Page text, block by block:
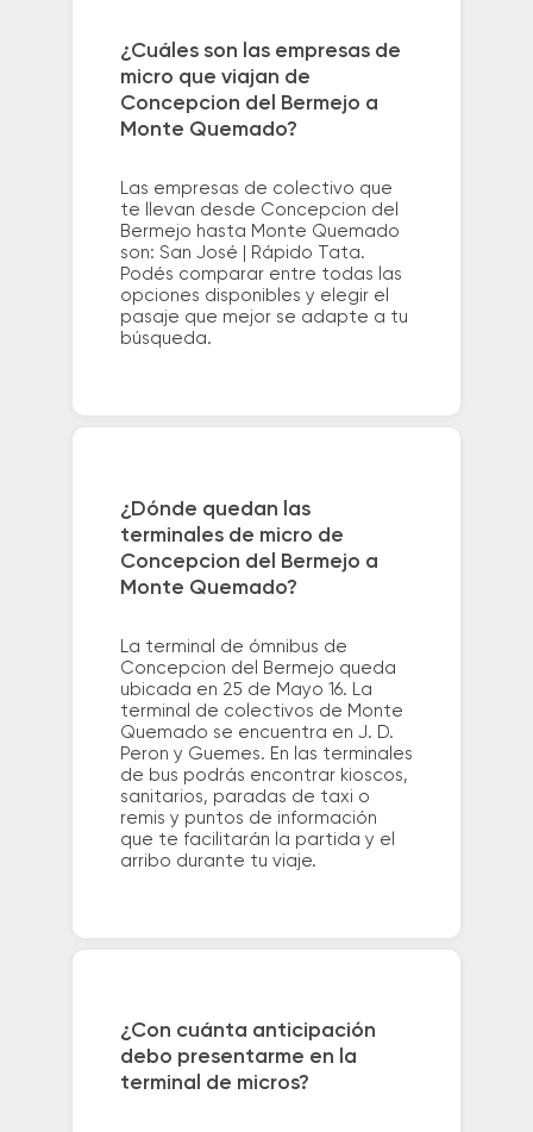
¿Cuáles son las empresas de
micro que viajan de
Concepcion del Bermejo a
Monte Quemado?
Las empresas de colectivo que
te llevan desde Concepcion del
Bermejo hasta Monte Quemado
son: San José | Rápido Tata.
Podés comparar entre todas las
opciones disponibles y elegir el
pasaje que mejor se adapte a tu
búsqueda.
¿Dónde quedan las
terminales de micro de
Concepcion del Bermejo a
Monte Quemado?
La terminal de ómnibus de
Concepcion del Bermejo queda
ubicada en 25 de Mayo 16. La
terminal de colectivos de Monte
Quemado se encuentra en J. D.
Peron y Guemes. En las terminales
de bus podrás encontrar kioscos,
sanitarios, paradas de taxi o
remis y puntos de información
que te facilitarán la partida y el
arribo durante tu viaje.
¿Con cuánta anticipación
debo presentarme en la
terminal de micros?